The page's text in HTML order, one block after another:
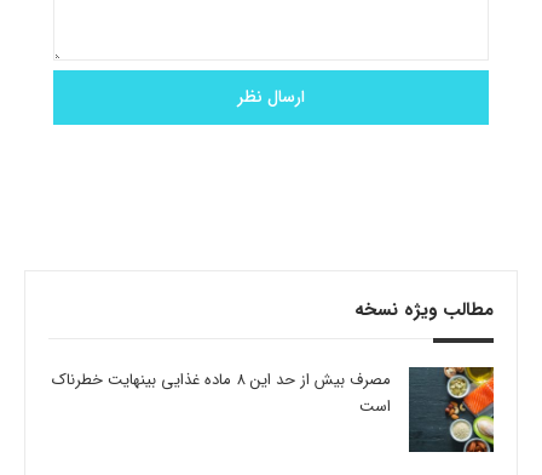
مطالب ویژه نسخه
مصرف بیش از حد این 8 ماده غذایی بینهایت خطرناک
است